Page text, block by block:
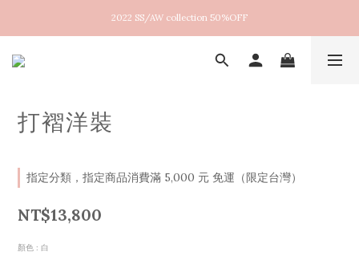
New arrival！2026SS Lucent
2022 SS/AW collection 50%OFF
New arrival！2026SS Lucent
打褶洋裝
指定分類，指定商品消費滿 5,000 元 免運（限定台灣）
NT$13,800
顏色 : 白